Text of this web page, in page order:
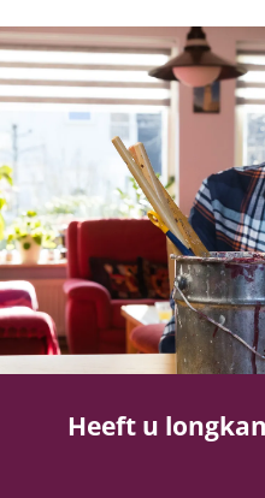
Persoonlijke verhalen
Neus(bijholte)kanker
Silicose
Very Brief Work Advice
Bestellen
Heeft u